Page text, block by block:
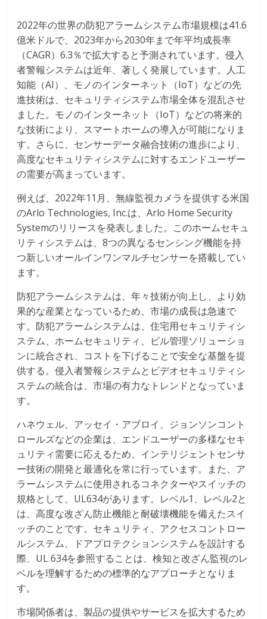
2022年の世界の防犯アラームシステム市場規模は41.6
億米ドルで、2023年から2030年まで年平均成長率
（CAGR）6.3％で拡大すると予測されています。侵入
者警報システムは近年、著しく発展しています。人工
知能（AI）、モノのインターネット（IoT）などの先
進技術は、セキュリティシステム市場全体を混乱させ
ました。モノのインターネット（IoT）などの将来的
な技術により、スマートホームの導入が可能になりま
す。さらに、センサーデータ融合技術の進歩により、
高度なセキュリティシステムに対するエンドユーザー
の需要が高まっています。
例えば、2022年11月、無線監視カメラを提供する米国
のArlo Technologies, Inc.は、Arlo Home Security
Systemのリリースを発表しました。このホームセキュ
リティシステムは、8つの異なるセンシング機能を持
つ新しいオールインワンマルチセンサーを搭載してい
ます。
防犯アラームシステムは、年々技術が向上し、より効
果的な産業となっているため、市場の成長は急速で
す。防犯アラームシステムは、住宅用セキュリティシ
ステム、ホームセキュリティ、ビル管理ソリューショ
ンに統合され、コストを下げることで安全な基盤を提
供する。侵入者警報システムとビデオセキュリティシ
ステムの統合は、市場の有力なトレンドとなっていま
す。
ハネウェル、アッセイ・アブロイ、ジョンソンコント
ロールズなどの企業は、エンドユーザーの多様なセキ
ュリティ需要に応えるため、インテリジェントセンサ
ー技術の開発と最適化を常に行っています。また、ア
ラームシステムに使用されるコネクターやスイッチの
規格として、UL634があります。レベル1、レベル2と
は、高度な改ざん防止機能と耐破壊機能を備えたスイ
ッチのことです。セキュリティ、アクセスコントロー
ルシステム、ドアプロテクションシステムを設計する
際、UL 634を参照することは、検知と改ざん監視のレ
ベルを理解するための標準的なアプローチとなりま
す。
市場関係者は、製品の提供やサービスを拡大するため